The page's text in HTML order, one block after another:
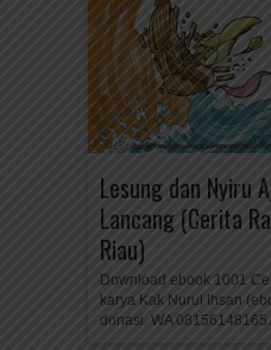
Lesung dan Nyiru
Lancang (Cerita
Riau)
Download ebook 1001
karya Kak Nurul Ihsan
donasi. WA